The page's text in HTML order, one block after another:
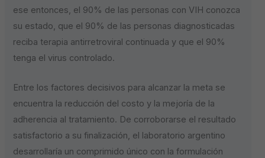
ese entonces, el 90% de las personas con VIH conozca
su estado, que el 90% de las personas diagnosticadas
reciba terapia antirretroviral continuada y que el 90%
tenga el virus controlado.
Entre los factores decisivos para alcanzar la meta se
encuentra la reducción del costo y la mejoría de la
adherencia al tratamiento. De corroborarse el resultado
satisfactorio a su finalización, el laboratorio argentino
desarrollaría un comprimido único con la formulación